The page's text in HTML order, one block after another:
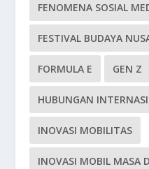
FENOMENA SOSIAL
FESTIVAL BUDAYA
FORMULA E GEN Z
HUBUNGAN
INOVASI MOBILITAS
INOVASI MOBIL MASA